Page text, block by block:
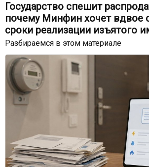
Государство спешит
почему Минфин хочет вдвое
сроки реализации изъятого
Разбираемся в этом материале